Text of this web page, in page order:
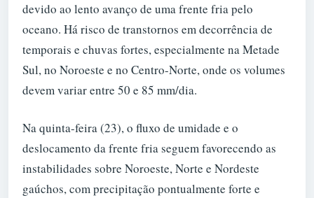
devido ao lento avanço de uma frente fria pelo
oceano. Há risco de transtornos em decorrência de
temporais e chuvas fortes, especialmente na Metade
Sul, no Noroeste e no Centro-Norte, onde os volumes
devem variar entre 50 e 85 mm/dia.
Na quinta-feira (23), o fluxo de umidade e o
deslocamento da frente fria seguem favorecendo as
instabilidades sobre Noroeste, Norte e Nordeste
gaúchos, com precipitação pontualmente forte e